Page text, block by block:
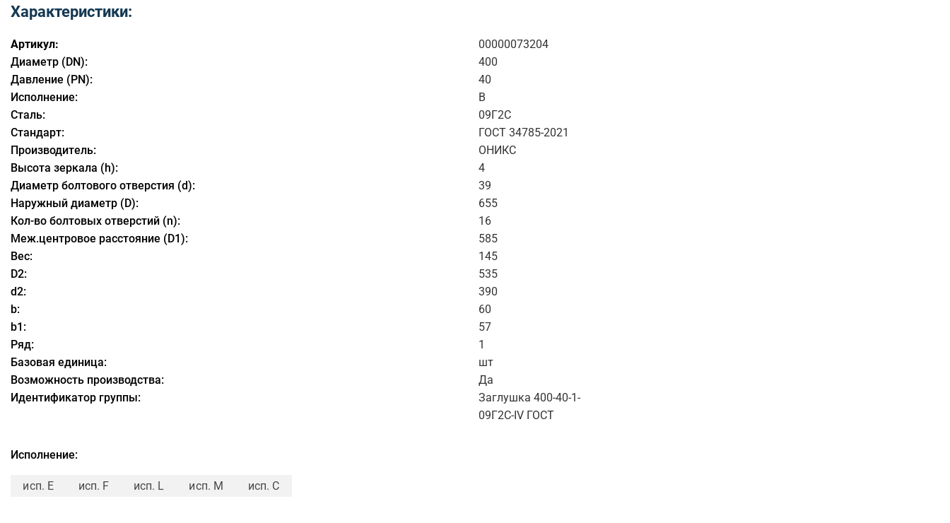
Характеристики:
Артикул:
00000073204
Диаметр (DN):
400
Давление (PN):
40
Исполнение:
B
Сталь:
09Г2С
Стандарт:
ГОСТ 34785-2021
Производитель:
ОНИКС
Высота зеркала (h):
4
Диаметр болтового отверстия (d):
39
Наружный диаметр (D):
655
Кол-во болтовых отверстий (n):
16
Меж.центровое расстояние (D1):
585
Вес:
145
D2:
535
d2:
390
b:
60
b1:
57
Ряд:
1
Базовая единица:
шт
Возможность производства:
Да
Идентификатор группы:
Заглушка 400-40-1-
09Г2С-IV ГОСТ
Исполнение:
исп. E исп. F исп. L исп. M исп. C